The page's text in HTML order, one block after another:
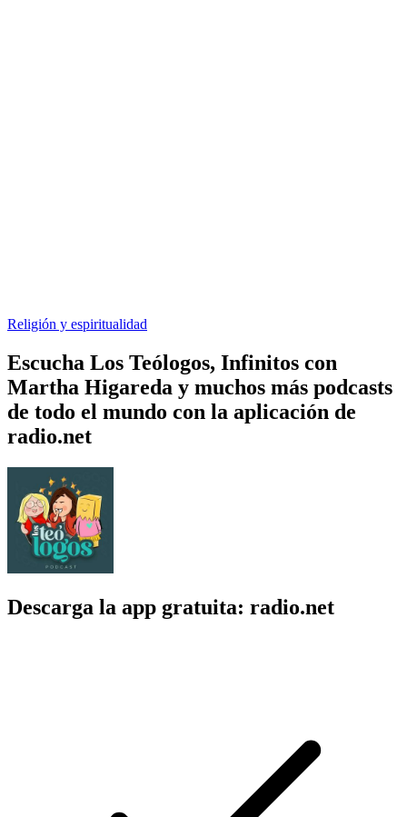
Religión y espiritualidad
Escucha Los Teólogos, Infinitos con
Martha Higareda y muchos más podcasts
de todo el mundo con la aplicación de
radio.net
Descarga la app gratuita: radio.net